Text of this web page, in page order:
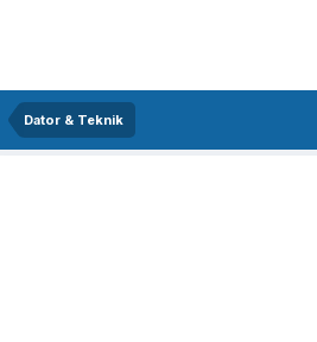
Dator & Teknik